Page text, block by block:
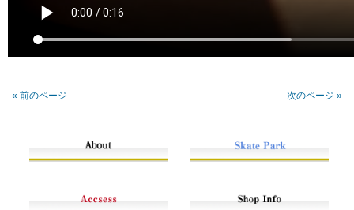
« 前のページ 次のページ »